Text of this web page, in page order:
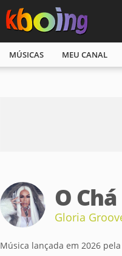
MÚSICAS MEU CANAL
O Chá
Gloria
Música lançada em 2026